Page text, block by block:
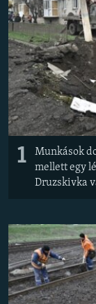
A MÚLT
KÖVESSEN MINKET!
Valamennyi
1
Munkások
mellett egy
Druzskivka